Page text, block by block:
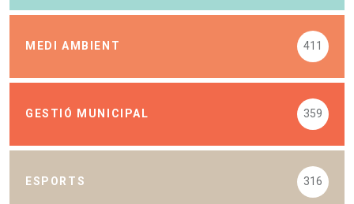
MEDI AMBIENT 411
GESTIÓ MUNICIPAL 359
ESPORTS 316